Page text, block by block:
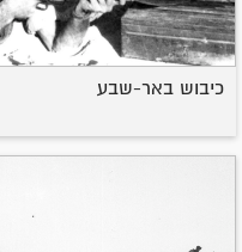
כיבוש באר-שבע